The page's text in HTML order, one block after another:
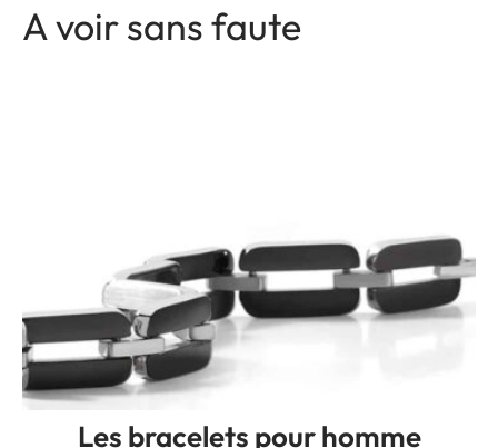
A voir sans faute
Les bracelets pour homme